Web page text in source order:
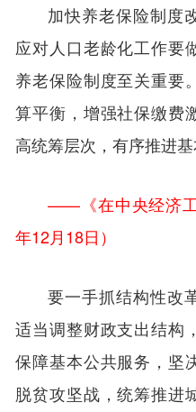
加快养老保险制度
应对人口老龄化工作要
养老保险制度至关重要
算平衡，增强社保缴费
高统筹层次，有序推进基
——《在中央经济
年12月18日）
要一手抓结构性改
适当调整财政支出结构
保障基本公共服务，坚
脱贫攻坚战，统筹推进